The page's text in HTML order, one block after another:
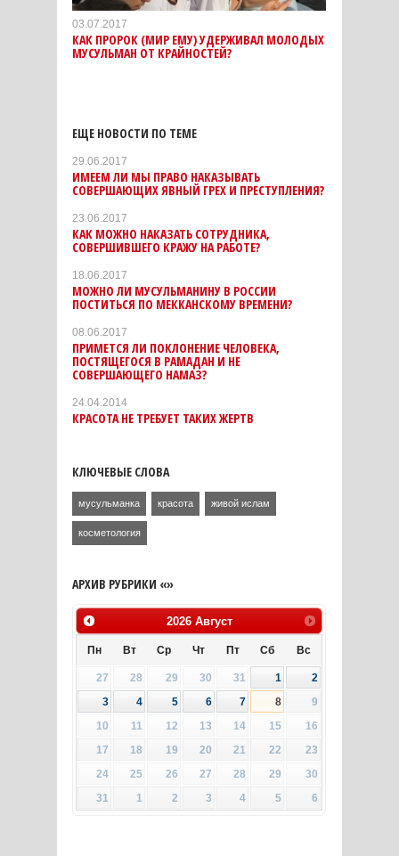
03.07.2017
КАК ПРОРОК (МИР ЕМУ) УДЕРЖИВАЛ МОЛОДЫХ
МУСУЛЬМАН ОТ КРАЙНОСТЕЙ?
ЕЩЕ НОВОСТИ ПО ТЕМЕ
29.06.2017
ИМЕЕМ ЛИ МЫ ПРАВО НАКАЗЫВАТЬ
СОВЕРШАЮЩИХ ЯВНЫЙ ГРЕХ И ПРЕСТУПЛЕНИЯ?
23.06.2017
КАК МОЖНО НАКАЗАТЬ СОТРУДНИКА,
СОВЕРШИВШЕГО КРАЖУ НА РАБОТЕ?
18.06.2017
МОЖНО ЛИ МУСУЛЬМАНИНУ В РОССИИ
ПОСТИТЬСЯ ПО МЕККАНСКОМУ ВРЕМЕНИ?
08.06.2017
ПРИМЕТСЯ ЛИ ПОКЛОНЕНИЕ ЧЕЛОВЕКА,
ПОСТЯЩЕГОСЯ В РАМАДАН И НЕ
СОВЕРШАЮЩЕГО НАМАЗ?
24.04.2014
КРАСОТА НЕ ТРЕБУЕТ ТАКИХ ЖЕРТВ
КЛЮЧЕВЫЕ СЛОВА
мусульманка красота живой ислам
косметология
АРХИВ РУБРИКИ «»
2026 Август
Пн Вт Ср Чт Пт Сб Вс
27 28 29 30 31 1
2
3
4 5 6 7 8
9
10
11 12 13 14 15
16
17
18 19 20 21 22
23
24
25 26 27 28 29
30
31
1 2 3 4 5 6